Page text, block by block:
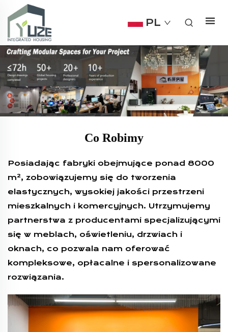
PL
Co Robimy
Posiadając fabryki obejmujące ponad 8000
m², zobowiązujemy się do tworzenia
elastycznych, wysokiej jakości przestrzeni
mieszkalnych i komercyjnych. Utrzymujemy
partnerstwa z producentami specjalizującymi
się w meblach, oświetleniu, drzwiach i
oknach, co pozwala nam oferować
kompleksowe, opłacalne i spersonalizowane
rozwiązania.